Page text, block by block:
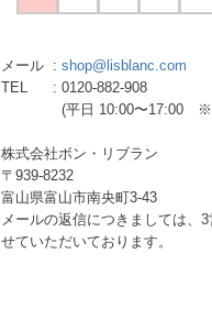
メール
shop@lisblanc.com
TEL
0120-882-908
(平日 10:00〜17:00 ※
株式会社ボン・リブラン
939-8232
富山県富山市南央町3-43
メールの返信につきましては、
せていただいております。